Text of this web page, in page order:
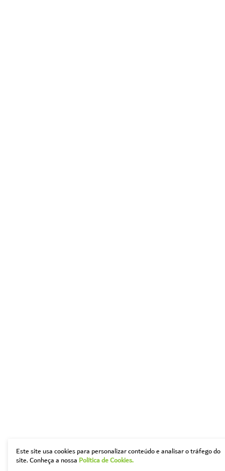
Este site usa cookies para personalizar conteúdo e analisar o tráfego do
site. Conheça a nossa Política de Cookies.